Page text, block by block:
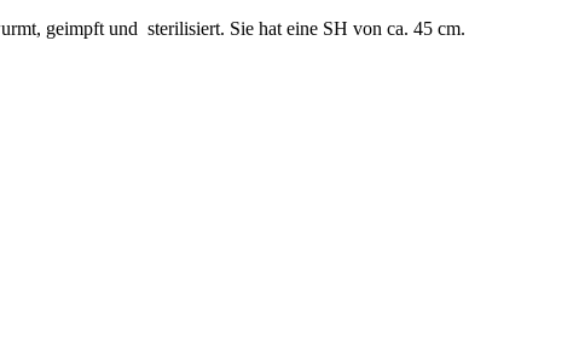
geimpft und sterilisiert. Sie hat eine SH von ca. 45 cm.